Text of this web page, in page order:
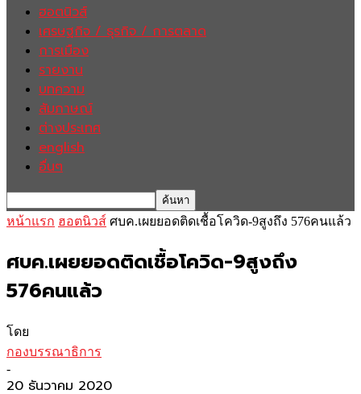
ฮอตนิวส์
เศรษฐกิจ / ธุรกิจ / การตลาด
การเมือง
รายงาน
บทความ
สัมภาษณ์
ต่างประเทศ
english
อื่นๆ
หน้าแรก ฮอตนิวส์ ศบค.เผยยอดติดเชื้อโควิด-9สูงถึง 576คนแล้ว
ศบค.เผยยอดติดเชื้อโควิด-9สูงถึง
576คนแล้ว
โดย
กองบรรณาธิการ
-
20 ธันวาคม 2020